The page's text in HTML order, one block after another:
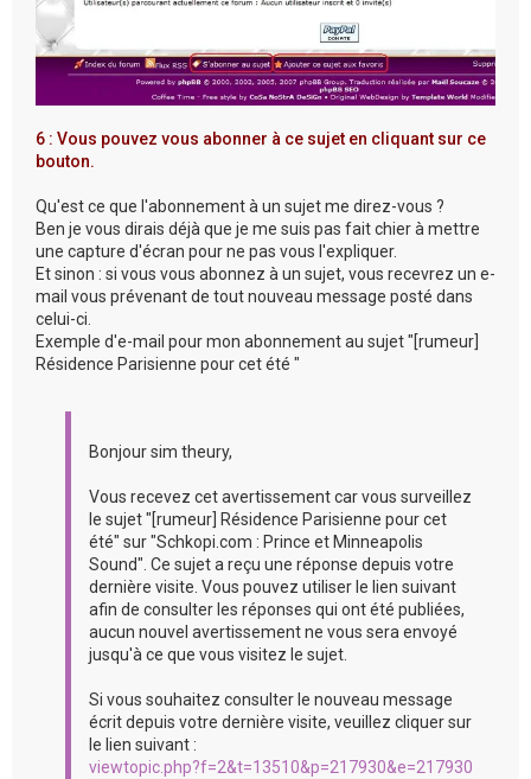
6 : Vous pouvez vous abonner à ce sujet en cliquant sur ce
bouton.
Qu'est ce que l'abonnement à un sujet me direz-vous ?
Ben je vous dirais déjà que je me suis pas fait chier à mettre
une capture d'écran pour ne pas vous l'expliquer.
Et sinon : si vous vous abonnez à un sujet, vous recevrez un e-
mail vous prévenant de tout nouveau message posté dans
celui-ci.
Exemple d'e-mail pour mon abonnement au sujet "[rumeur]
Résidence Parisienne pour cet été "
Bonjour sim theury,
Vous recevez cet avertissement car vous surveillez
le sujet "[rumeur] Résidence Parisienne pour cet
été" sur "Schkopi.com : Prince et Minneapolis
Sound". Ce sujet a reçu une réponse depuis votre
dernière visite. Vous pouvez utiliser le lien suivant
afin de consulter les réponses qui ont été publiées,
aucun nouvel avertissement ne vous sera envoyé
jusqu'à ce que vous visitez le sujet.
Si vous souhaitez consulter le nouveau message
écrit depuis votre dernière visite, veuillez cliquer sur
le lien suivant :
viewtopic.php?f=2&t=13510&p=217930&e=217930